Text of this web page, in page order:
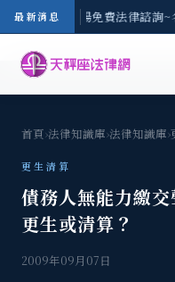
最新消息
區-8/3(一) 現場免費法律諮詢
首頁›法律知識庫›法律知識庫›
更生清算
債務人無能力繳
更生或清算？
2009年09月07日